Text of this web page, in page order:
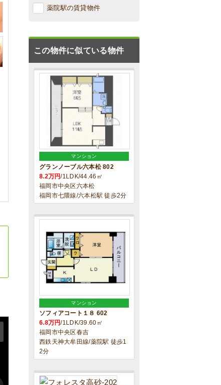
薬院駅の賃貸物件
この物件に似ている物件
マンション
グランノーブル六本松 802
8.2万円/1LDK/44.46㎡
福岡市中央区六本松
福岡市七隈線/六本松駅 徒歩2分
マンション
ソフィアコート１８ 602
6.8万円/1LDK/39.60㎡
福岡市中央区春吉
西鉄天神大牟田線/薬院駅 徒歩1
2分